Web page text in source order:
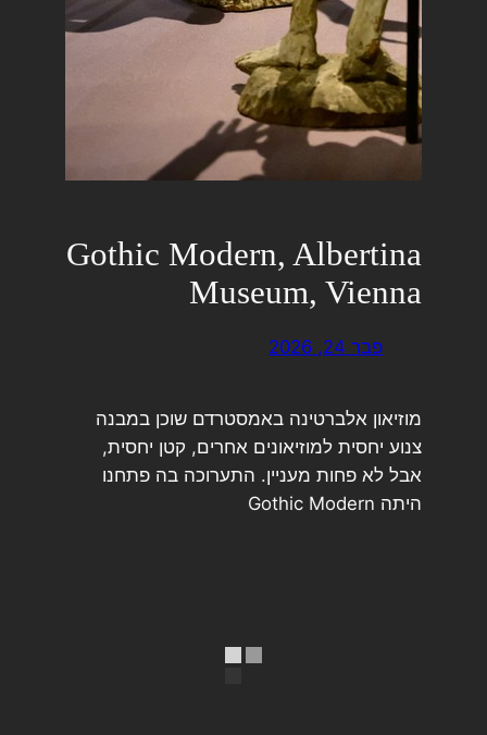
Gothic Modern, Albertina
Museum, Vienna
פבר 24, 2026
מוזיאון אלברטינה באמסטרדם שוכן במבנה
צנוע יחסית למוזיאונים אחרים, קטן יחסית,
אבל לא פחות מעניין. התערוכה בה פתחנו
היתה Gothic Modern